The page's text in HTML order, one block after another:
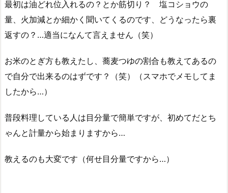
最初は油どれ位入れるの？とか筋切り？ 塩コショウの
量、火加減とか細かく聞いてくるのです、どうなったら裏
返すの？…適当になんて言えません（笑）
お米のとぎ方も教えたし、蕎麦つゆの割合も教えてあるの
で自分で出来るのはずです？（笑）（スマホでメモしてま
したから…）
普段料理している人は目分量で簡単ですが、初めてだとち
ゃんと計量から始まりますから…
教えるのも大変です（何せ目分量ですから…）